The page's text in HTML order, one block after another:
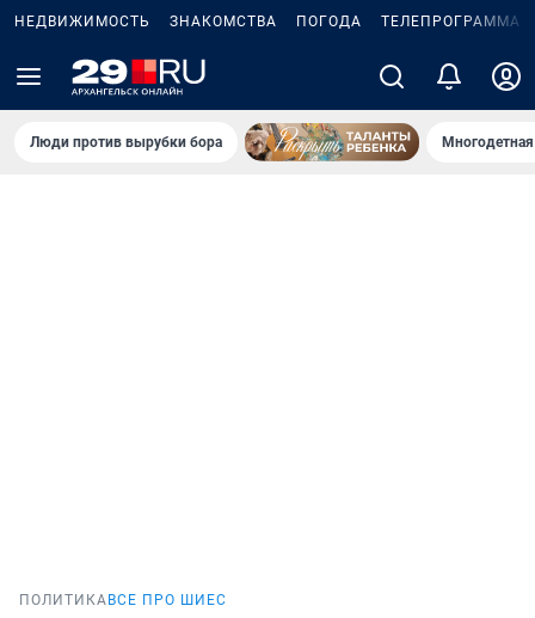
НЕДВИЖИМОСТЬ ЗНАКОМСТВА ПОГОДА ТЕЛЕПРОГРАММА
Люди против вырубки бора
ПОЛИТИКА ВСЕ ПРО ШИЕС